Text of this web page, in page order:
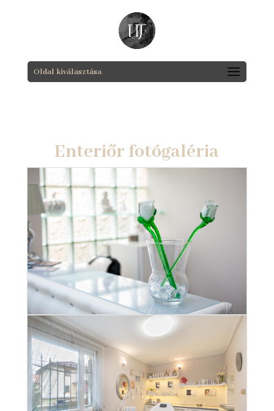
Oldal kiválasztása
Enteriőr fotógaléria